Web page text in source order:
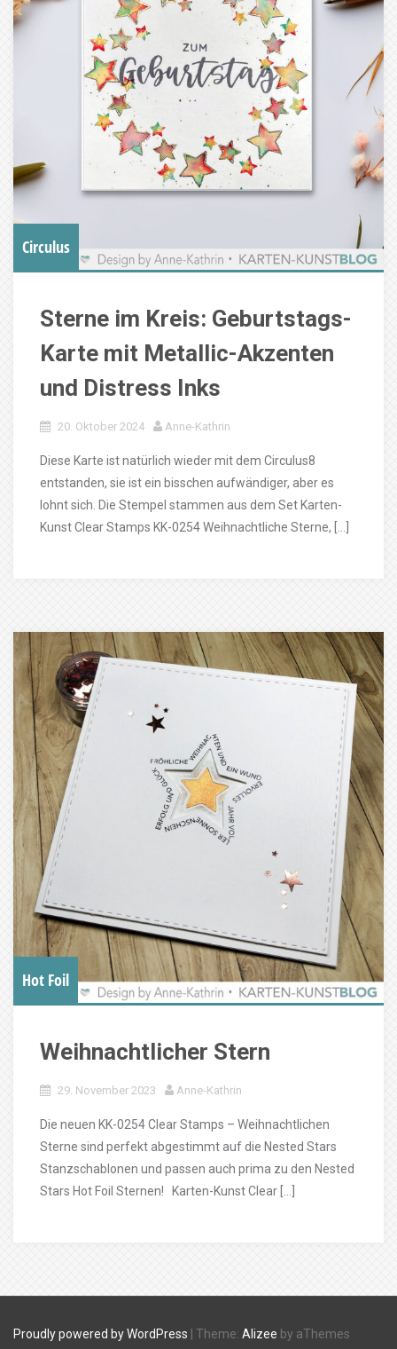
Circulus
Sterne im Kreis: Geburtstags-
Karte mit Metallic-Akzenten
und Distress Inks
20. Oktober 2024 Anne-Kathrin
Diese Karte ist natürlich wieder mit dem Circulus8
entstanden, sie ist ein bisschen aufwändiger, aber es
lohnt sich. Die Stempel stammen aus dem Set Karten-
Kunst Clear Stamps KK-0254 Weihnachtliche Sterne, […]
Hot Foil
Weihnachtlicher Stern
29. November 2023 Anne-Kathrin
Die neuen KK-0254 Clear Stamps – Weihnachtlichen
Sterne sind perfekt abgestimmt auf die Nested Stars
Stanzschablonen und passen auch prima zu den Nested
Stars Hot Foil Sternen! Karten-Kunst Clear […]
Proudly powered by WordPress Theme: Alizee by aThemes